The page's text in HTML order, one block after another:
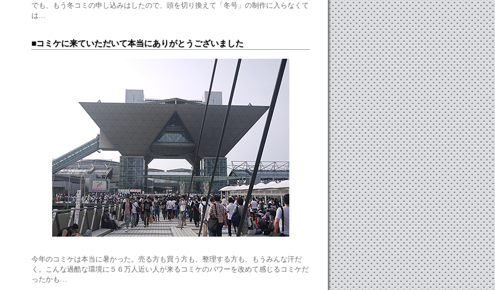
でも、もう冬コミの申し込みはしたので、頭を切り換えて「冬号」の制作に入らなくて
は…
■コミケに来ていただいて本当にありがとうございました
今年のコミケは本当に暑かった。売る方も買う方も、整理する方も、もうみんな汗だ
く。こんな過酷な環境に５６万人近い人が来るコミケのパワーを改めて感じるコミケだ
ったかも…